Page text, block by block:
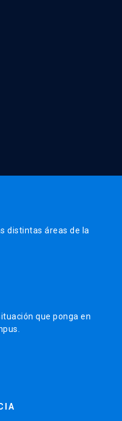
distintas áreas de la
que ponga en